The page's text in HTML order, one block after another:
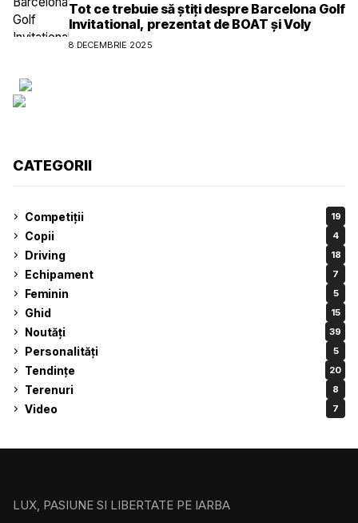
Tot ce trebuie să știți despre Barcelona Golf
Invitational, prezentat de BOAT și Voly
8 DECEMBRIE 2025
CATEGORII
Competiții 19
Copii 4
Driving 18
Echipament 7
Feminin 5
Ghid 15
Noutăți 39
Personalități 5
Tendințe 20
Terenuri 8
Video 7
LUX, PASIUNE SI LIBERTATE PE IARBA